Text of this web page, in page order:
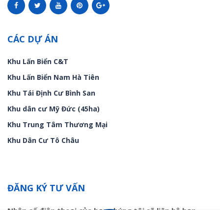
CÁC DỰ ÁN
Khu Lấn Biển C&T
Khu Lấn Biển Nam Hà Tiên
Khu Tái Định Cư Bình San
Khu dân cư Mỹ Đức (45ha)
Khu Trung Tâm Thương Mại
Khu Dân Cư Tô Châu
ĐĂNG KÝ TƯ VẤN